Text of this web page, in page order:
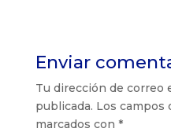
Enviar
Tu dirección de correo
publicada. Los campos
marcados con *